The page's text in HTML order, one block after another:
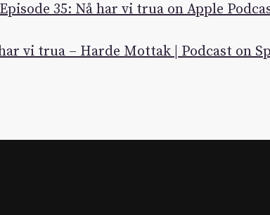
35: Nå har vi trua on Apple
vi trua – Harde Mottak | Podcast on